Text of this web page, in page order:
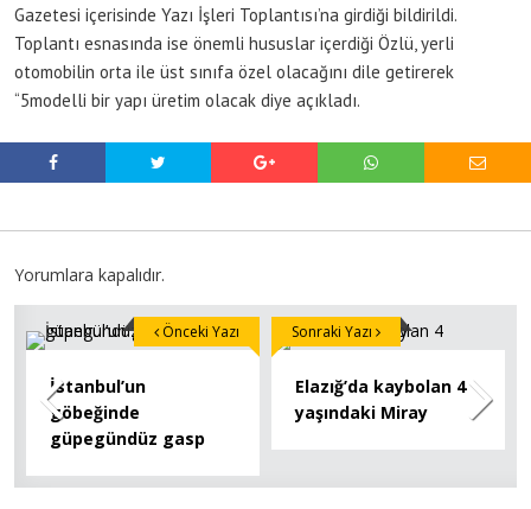
Gazetesi içerisinde Yazı İşleri Toplantısı’na girdiği bildirildi.
Toplantı esnasında ise önemli hususlar içerdiği Özlü, yerli
otomobilin orta ile üst sınıfa özel olacağını dile getirerek
“5modelli bir yapı üretim olacak diye açıkladı.
Yorumlara kapalıdır.
İstanbul’un
göbeğinde
güpegündüz gasp
Önceki Yazı
Elazığ’da kaybolan 4
yaşındaki Miray
Sonraki Yazı